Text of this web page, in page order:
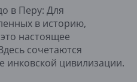
в Перу: Для
в историю,
настоящее
сочетаются
инковской цивилизации.